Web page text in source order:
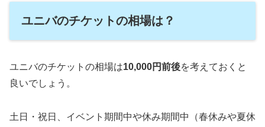
ユニバのチケットの相場は？
ユニバのチケットの相場は10,000円前後を考えておくと
良いでしょう。
土日・祝日、イベント期間中や休み期間中（春休みや夏休